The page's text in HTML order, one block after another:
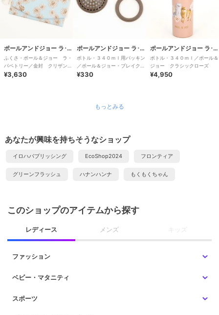
ポールアンドジョー ラ･パペトリー
ふくさ・ポール＆ジョー ラ・
パペトリー／金封 クリザンテ
ーム・ミント
¥3,630
ポールアンドジョー ラ･パペトリー
ボトル・３４０ｍｌ用パッキン
／ポール＆ジョー・ブレイクタ
イム
¥330
ポールアンドジョー ラ･パペトリー
ボトル・３４０ｍｌ／ポール＆
ジョー クラシックローズ
¥4,950
もっとみる
あなたが興味を持ちそうなショップ
イロハパブリッシング EcoShop2024 フロンティア
グリーンフラッシュ ハナンハンナ もくもくちゃん
このショップのアイテムから探す
レディース メンズ キッズ
ファッション
ベビー・マタニティ
スポーツ